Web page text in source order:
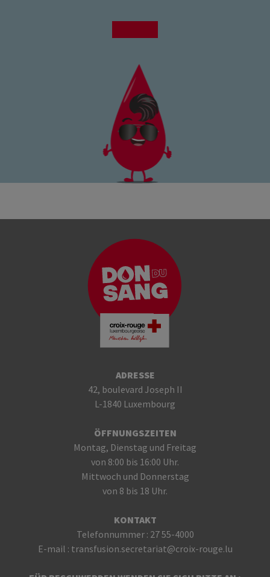
ADRESSE
42, boulevard Joseph II
L-1840 Luxembourg
ÖFFNUNGSZEITEN
Montag, Dienstag und Freitag
von 8:00 bis 16:00 Uhr.
Mittwoch und Donnerstag
von 8 bis 18 Uhr.
KONTAKT
Telefonnummer : 27 55-4000
E-mail : transfusion.secretariat@croix-rouge.lu